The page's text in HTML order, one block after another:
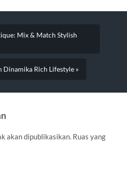
Mix & Match Stylish
Dinamika Rich Lifestyle »
akan dipublikasikan. Ruas yang